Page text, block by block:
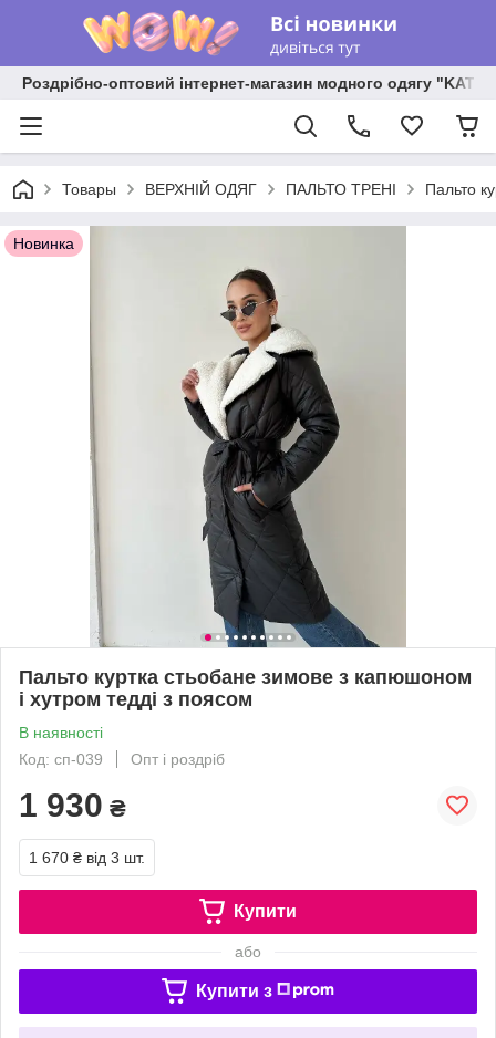
Роздрібно-оптовий інтернет-магазин модного одягу
Товары ВЕРХНІЙ ОДЯГ ПАЛЬТО ТРЕНІ Пальто
Новинка
Пальто куртка стьобане зимове з капюшоном
і хутром тедді з поясом
В наявності
Код: сп-039
Опт і роздріб
1 930 ₴
1 670 ₴ від 3 шт.
Купити
або
Купити з